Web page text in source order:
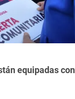
equipadas con